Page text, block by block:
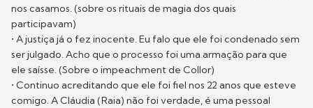
nos casamos. (sobre os rituais de magia dos quais
participavam)
• A justiça já o fez inocente. Eu falo que ele foi condenado sem
ser julgado. Acho que o processo foi uma armação para que
ele saísse. (Sobre o impeachment de Collor)
• Continuo acreditando que ele foi fiel nos 22 anos que esteve
comigo. A Cláudia (Raia) não foi verdade, é uma pessoal